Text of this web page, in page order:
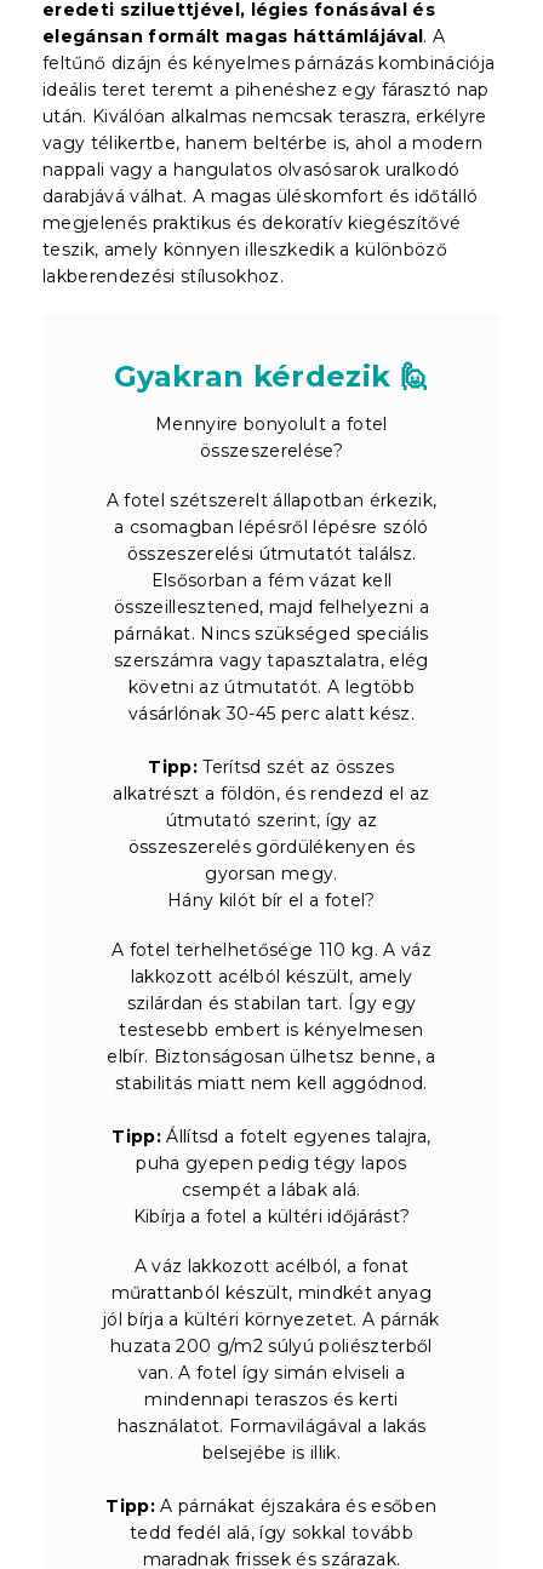
eredeti sziluettjével, légies fonásával és
elegánsan formált magas háttámlájával. A
feltűnő dizájn és kényelmes párnázás kombinációja
ideális teret teremt a pihenéshez egy fárasztó nap
után. Kiválóan alkalmas nemcsak teraszra, erkélyre
vagy télikertbe, hanem beltérbe is, ahol a modern
nappali vagy a hangulatos olvasósarok uralkodó
darabjává válhat. A magas üléskomfort és időtálló
megjelenés praktikus és dekoratív kiegészítővé
teszik, amely könnyen illeszkedik a különböző
lakberendezési stílusokhoz.
Gyakran kérdezik 🙋
Mennyire bonyolult a fotel
összeszerelése?
A fotel szétszerelt állapotban érkezik,
a csomagban lépésről lépésre szóló
összeszerelési útmutatót találsz.
Elsősorban a fém vázat kell
összeillesztened, majd felhelyezni a
párnákat. Nincs szükséged speciális
szerszámra vagy tapasztalatra, elég
követni az útmutatót. A legtöbb
vásárlónak 30-45 perc alatt kész.
Tipp: Terítsd szét az összes
alkatrészt a földön, és rendezd el az
útmutató szerint, így az
összeszerelés gördülékenyen és
gyorsan megy.
Hány kilót bír el a fotel?
A fotel terhelhetősége 110 kg. A váz
lakkozott acélból készült, amely
szilárdan és stabilan tart. Így egy
testesebb embert is kényelmesen
elbír. Biztonságosan ülhetsz benne, a
stabilitás miatt nem kell aggódnod.
Tipp: Állítsd a fotelt egyenes talajra,
puha gyepen pedig tégy lapos
csempét a lábak alá.
Kibírja a fotel a kültéri időjárást?
A váz lakkozott acélból, a fonat
műrattanból készült, mindkét anyag
jól bírja a kültéri környezetet. A párnák
huzata 200 g/m2 súlyú poliészterből
van. A fotel így simán elviseli a
mindennapi teraszos és kerti
használatot. Formavilágával a lakás
belsejébe is illik.
Tipp: A párnákat éjszakára és esőben
tedd fedél alá, így sokkal tovább
maradnak frissek és szárazak.